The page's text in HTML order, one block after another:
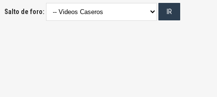
Salto de foro: